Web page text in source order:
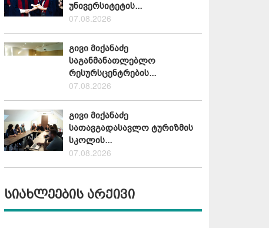
უნივერსიტეტის...
07.08.2026
გივი მიქანაძე
საგანმანათლებლო
რესურსცენტრების...
07.08.2026
გივი მიქანაძე
სათავგადასავლო ტურიზმის
სკოლის...
07.08.2026
სიახლეების არქივი